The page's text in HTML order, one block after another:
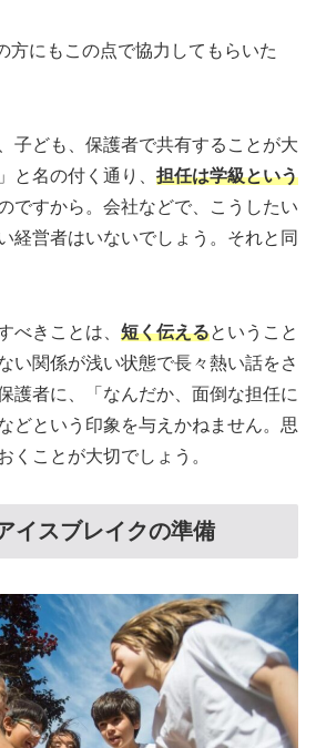
方にもこの点で協力してもらいた
子ども、保護者で共有することが大
と名の付く通り、 担任は学級という
ですから。会社などで、こうしたい
経営者はいないでしょう。それと同
べきことは、 短く伝えるということ
い関係が浅い状態で長々熱い話をさ
護者に、「なんだか、面倒な担任に
どという印象を与えかねません。思
くことが大切でしょう。
イスブレイクの準備